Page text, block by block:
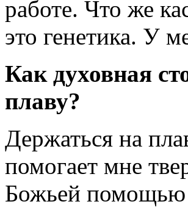
работе. Что же
это генетика. У
Как духовная
плаву?
Держаться на
помогает мне
Божьей помощью